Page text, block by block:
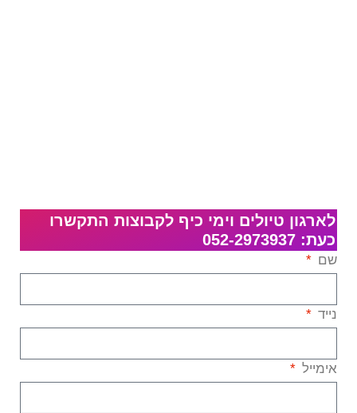
לארגון טיולים וימי כיף לקבוצות התקשרו
כעת: 052-2973937
שם
נייד
אימייל